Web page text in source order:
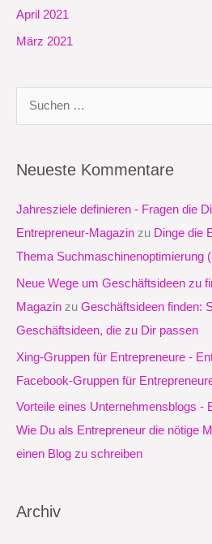
April 2021
März 2021
h
e
n
n
Neueste Kommentare
Jahresziele definieren - Fragen die
Entrepreneur-Magazin zu Dinge die
Thema Suchmaschinenoptimierung
Neue Wege um Geschäftsideen zu
Magazin zu Geschäftsideen finden:
Geschäftsideen, die zu Dir passen
Xing-Gruppen für Entrepreneure -
Facebook-Gruppen für
Vorteile eines Unternehmensblogs -
Wie Du als Entrepreneur die nötige
einen Blog zu schreiben
Archiv